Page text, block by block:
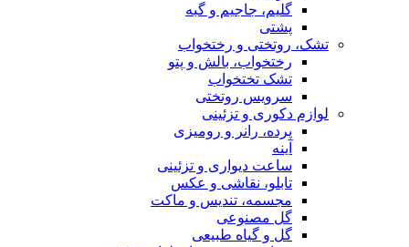
گلیم، جاجیم و گبه
پشتی
تشک، روتختی و رختخواب
رختخواب، بالش و پتو
تشک تختخواب
سرویس روتختی
لوازم دکوری و تزئینی
پرده، رانر و رومیزی
آینه
ساعت دیواری و تزئینی
تابلو، نقاشی و عکس
مجسمه، تندیس و ماکت
گل مصنوعی
گل و گیاه طبیعی